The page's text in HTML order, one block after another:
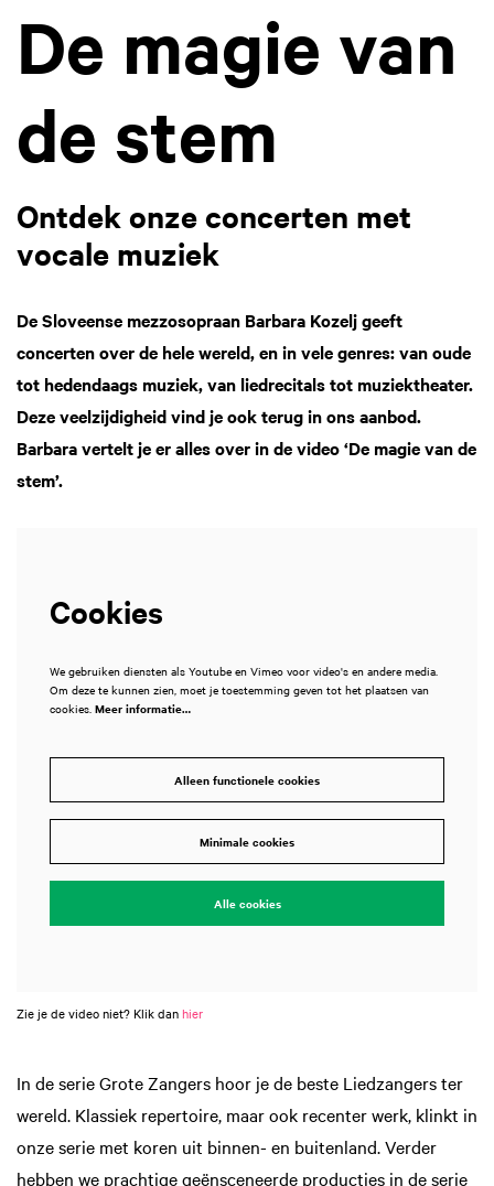
De magie van
de stem
Ontdek onze concerten met
vocale muziek
De Sloveense mezzosopraan Barbara Kozelj geeft
concerten over de hele wereld, en in vele genres: van oude
tot hedendaags muziek, van liedrecitals tot muziektheater.
Deze veelzijdigheid vind je ook terug in ons aanbod.
Barbara vertelt je er alles over in de video ‘De magie van de
stem’.
Cookies
We gebruiken diensten als Youtube en Vimeo voor video's en andere media.
Om deze te kunnen zien, moet je toestemming geven tot het plaatsen van
cookies. Meer informatie…
Alleen functionele cookies
Minimale cookies
Alle cookies
Zie je de video niet? Klik danhier
In de serie Grote Zangers hoor je de beste Liedzangers ter
wereld. Klassiek repertoire, maar ook recenter werk, klinkt in
onze serie met koren uit binnen- en buitenland. Verder
hebben we prachtige geënsceneerde producties in de serie